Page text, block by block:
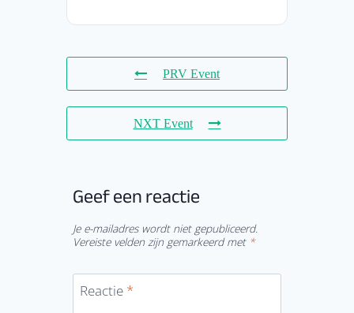
PRV Event
NXT Event
Geef een reactie
Je e-mailadres wordt niet gepubliceerd.
Vereiste velden zijn gemarkeerd met *
Reactie *